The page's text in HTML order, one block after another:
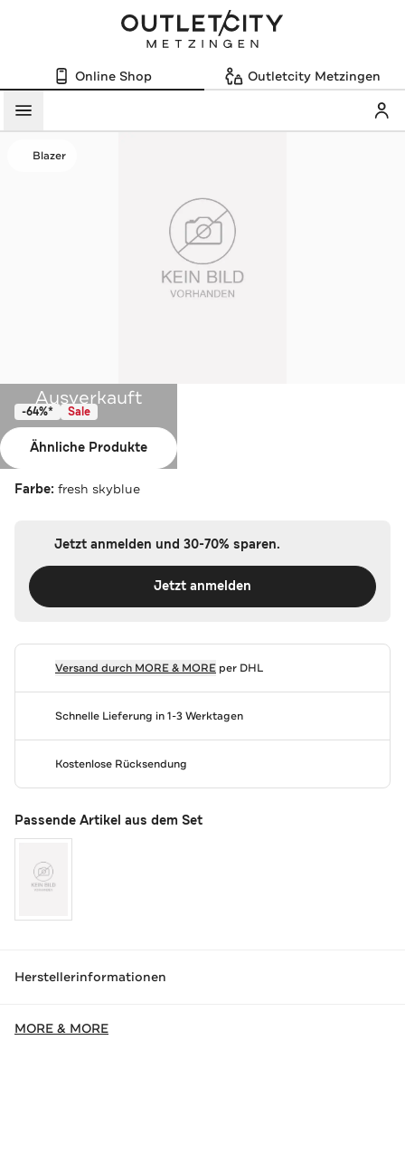
Online Shop Outletcity Metzingen
Menü
Blazer
Ausverkauft
Ähnliche Produkte
-64%* Sale
MORE & MORE
Farbe: fresh skyblue
Jetzt anmelden und 30-70% sparen.
Jetzt anmelden
Versand durch MORE & MOREper DHL
Schnelle Lieferung in 1-3 Werktagen
Kostenlose Rücksendung
Passende Artikel aus dem Set
Herstellerinformationen
MORE & MORE